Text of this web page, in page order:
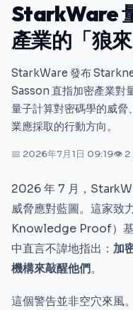
StarkWare
產業的「狼
StarkWare 發布
Sasson 直指加密產業對
量子計算對密碼學的威
業應採取的行動方向。
📅 2026年7月1日 09:19👁 2
2026 年 7 月，
威脅應對藍圖。這家致
Knowledge Proof）基
中直言不諱地指出： 加
機構來敲醒他們。
這個警告並非空穴來風